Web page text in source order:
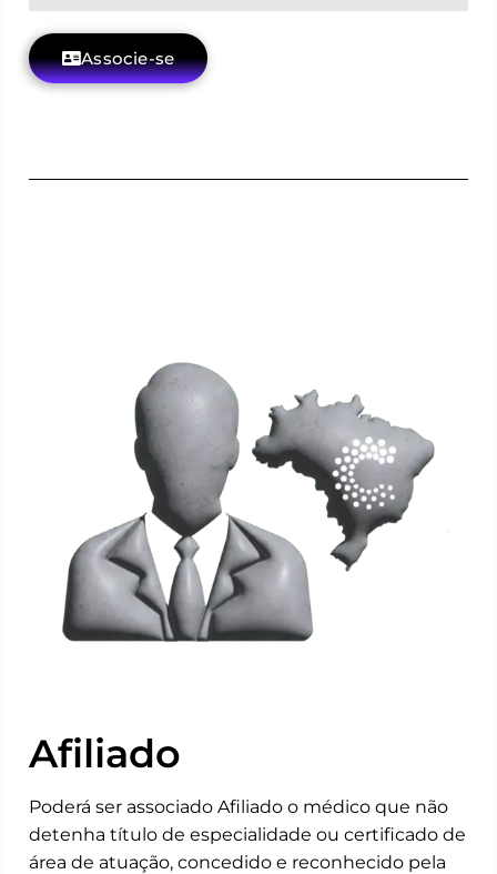
Associe-se
Afiliado
Poderá ser associado Afiliado o médico que não
detenha título de especialidade ou certificado de
área de atuação, concedido e reconhecido pela